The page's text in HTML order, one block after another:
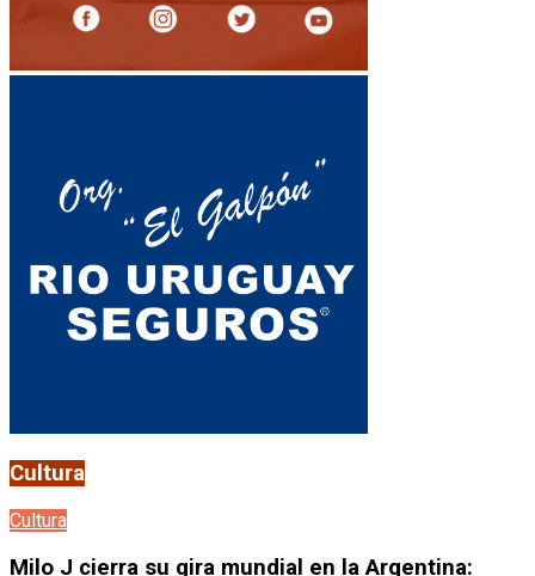
Cultura
Cultura
Milo J cierra su gira mundial en la Argentina: